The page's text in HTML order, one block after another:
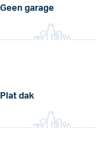
Geen garage
Plat dak